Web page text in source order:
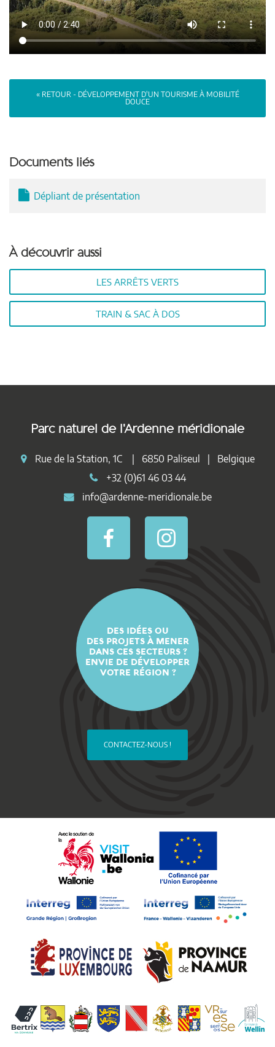
« RETOUR - DÉVELOPPEMENT D'UN TOURISME À MOBILITÉ
DOUCE
Documents liés
Dépliant de présentation
À découvrir aussi
LES ARRÊTS VERTS
TRAIN & SAC À DOS
Parc naturel de l'Ardenne méridionale
Rue de la Station, 1C | 6850 Paliseul | Belgique
+32 (0)61 46 03 44
info@ardenne-meridionale.be
DES IDÉES OU
DES PROJETS À MENER
DANS CES SECTEURS ?
ENVIE DE DÉVELOPPER
VOTRE RÉGION ?
CONTACTEZ-NOUS !